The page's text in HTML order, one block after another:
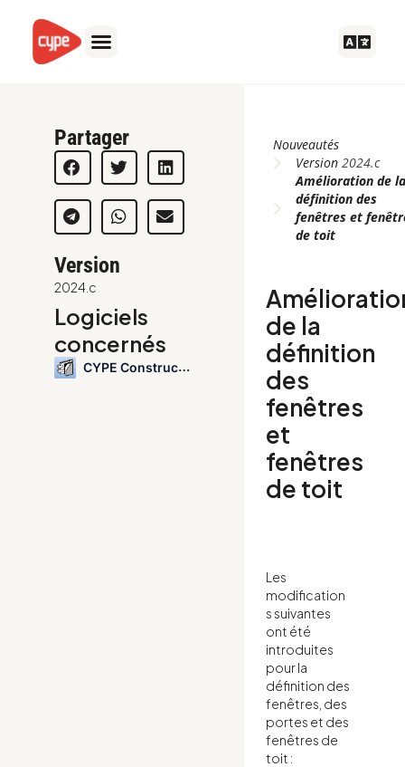
contenu
Partager
Version
2024.c
Logiciels
concernés
CYPE Construction Systems
Nouveautés
Version2024.c
Amélioration de
définition des
fenêtres et
de toit
de la
définition
des
fenêtres
et
fenêtres
de toit
Les
modification
s suivantes
ont été
introduites
pour la
définition des
fenêtres, des
portes et des
fenêtres de
toit :